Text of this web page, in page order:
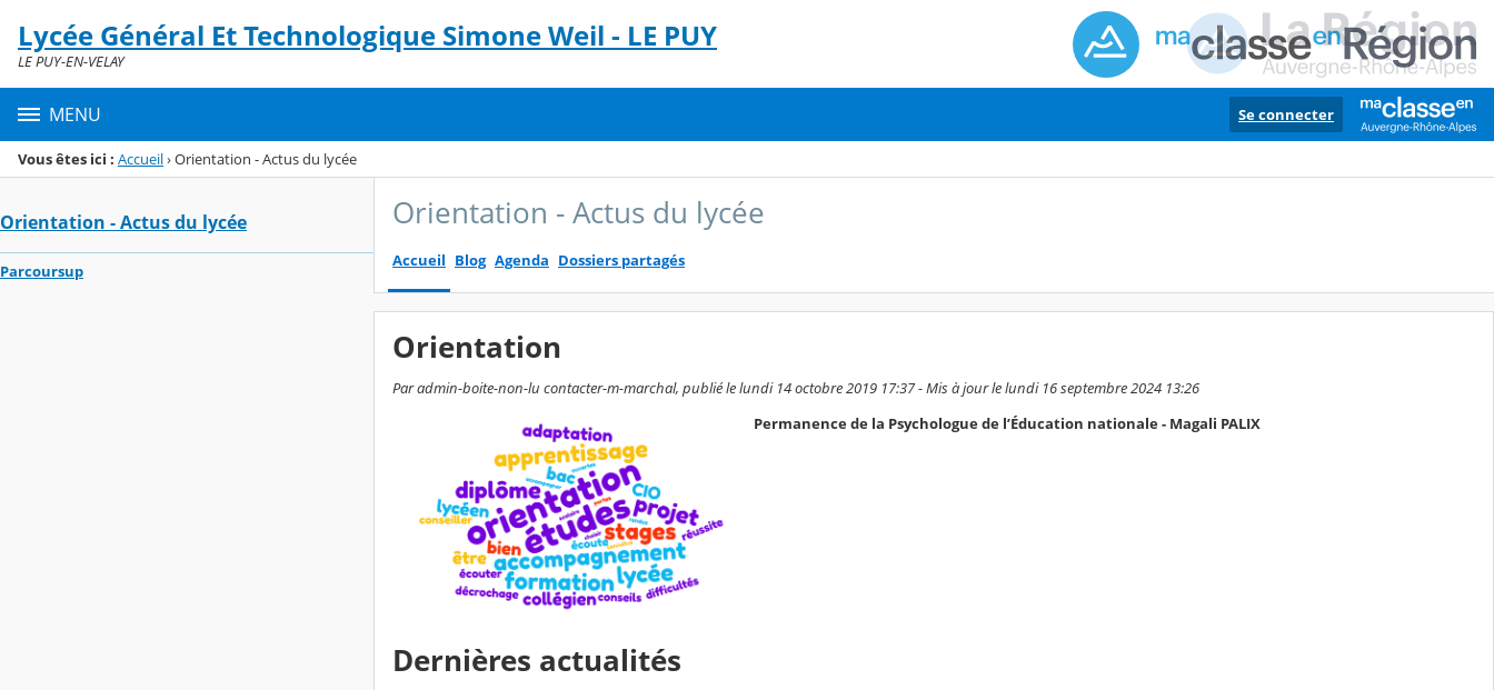
Menu de la rubrique
Contenu
Lycée Général Et Technologique Simone Weil - LE PUY
LE PUY-EN-VELAY
MENU Se connecter
Vous êtes ici : Accueil›Orientation - Actus du lycée
Orientation - Actus du lycée
Parcoursup
Orientation - Actus du lycée
Accueil Blog Agenda Dossiers partagés
Orientation
Par admin-boite-non-lu contacter-m-marchal, publié le lundi 14 octobre 2019 17:37 - Mis à jour le lundi 16 septembre 2024 13:26
Permanence de la Psychologue de l’Éducation nationale - Magali PALIX
Dernières actualités